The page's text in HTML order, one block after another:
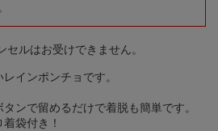
ルはお受けできません。
インポンチョです。
ンで留めるだけで着脱も簡単です。
袋付き！